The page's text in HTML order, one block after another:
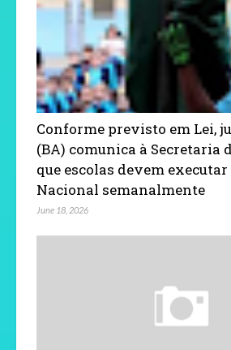
Conforme previsto em Lei,
(BA) comunica à Secretaria
que escolas devem
Nacional semanalmente
June 18, 2026